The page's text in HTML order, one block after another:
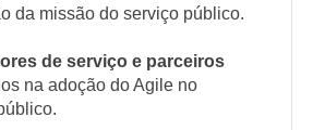
da missão do serviço público.
de serviço e parceiros
na adoção do Agile no